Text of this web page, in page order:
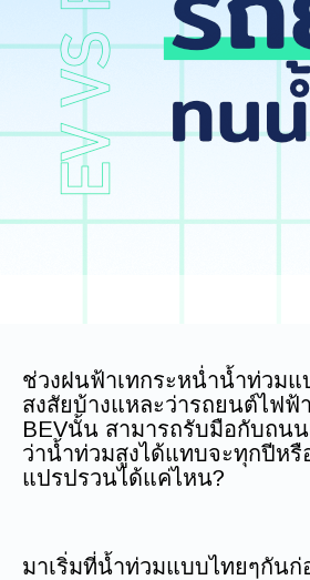
ช่วงฝนฟ้าเทกระหน่ำน้ำท่วม
สงสัยบ้างแหละว่ารถยนต์ไฟฟ้
BEVนั้น สามารถรับมือกับถนน
ว่าน้ำท่วมสูงได้แทบจะทุกปีหรื
แปรปรวนได้แค่ไหน?
มาเริ่มที่น้ำท่วมแบบไทยๆกันก่